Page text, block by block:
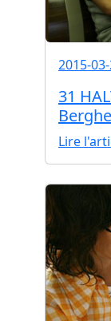
2015-
31
Lire